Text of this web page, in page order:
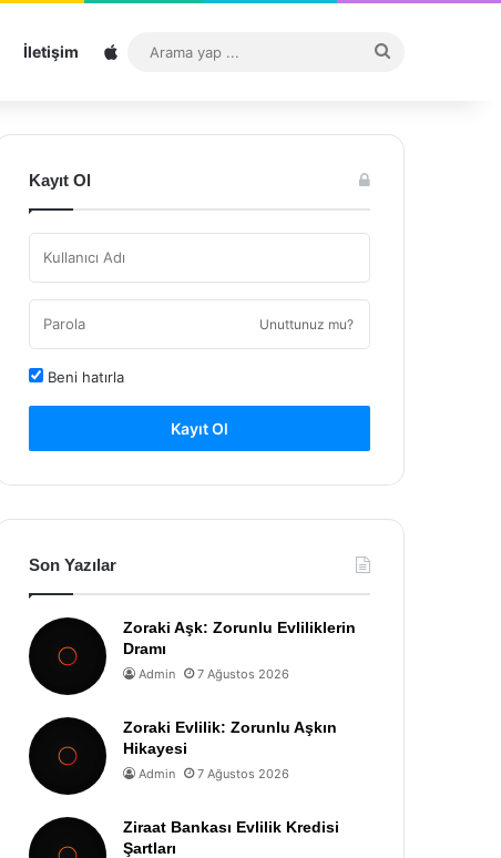
İletişim Sitemap
...
Kayıt Ol
Unuttunuz mu?
Beni hatırla
Kayıt Ol
Son Yazılar
Zoraki Aşk: Zorunlu Evliliklerin
Dramı
Admin 7 Ağustos 2026
Zoraki Evlilik: Zorunlu Aşkın
Hikayesi
Admin 7 Ağustos 2026
Ziraat Bankası Evlilik Kredisi
Şartları